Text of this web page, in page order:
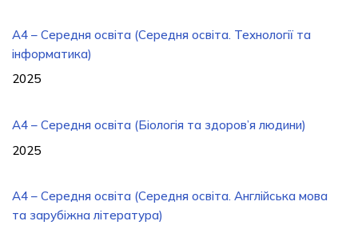
А4 – Середня освіта (Середня освіта. Технології та
інформатика)
2025
А4 – Середня освіта (Біологія та здоров’я людини)
2025
A4 – Середня освіта (Середня освіта. Англійська мова
та зарубіжна література)